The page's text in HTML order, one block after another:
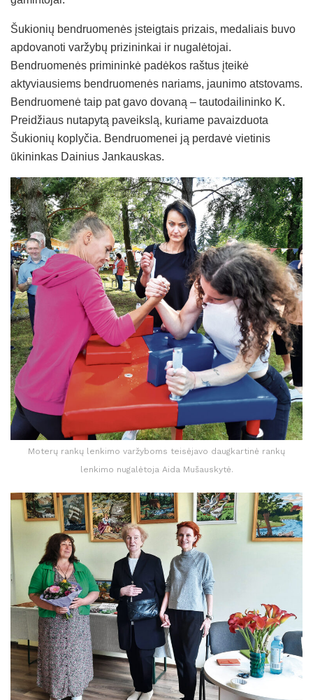
Šukionių bendruomenės įsteigtais prizais, medaliais buvo
apdovanoti varžybų prizininkai ir nugalėtojai.
Bendruomenės primininkė padėkos raštus įteikė
aktyviausiems bendruomenės nariams, jaunimo atstovams.
Bendruomenė taip pat gavo dovaną – tautodailininko K.
Preidžiaus nutapytą paveikslą, kuriame pavaizduota
Šukionių koplyčia. Bendruomenei ją perdavė vietinis
ūkininkas Dainius Jankauskas.
Moterų rankų lenkimo varžyboms teisėjavo daugkartinė rankų
lenkimo nugalėtoja Aida Mušauskytė.